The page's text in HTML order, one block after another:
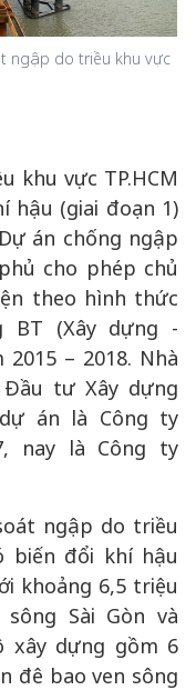
ngập do triều khu vực
khu vực TP.HCM
hậu (giai đoạn 1)
án chống ngập
cho phép chủ
theo hình thức
(Xây dựng -
– 2018. Nhà
tư Xây dựng
án là Công ty
nay là Công ty
ngập do triều
biến đổi khí hậu
khoảng 6,5 triệu
Sài Gòn và
xây dựng gồm 6
đê bao ven sông